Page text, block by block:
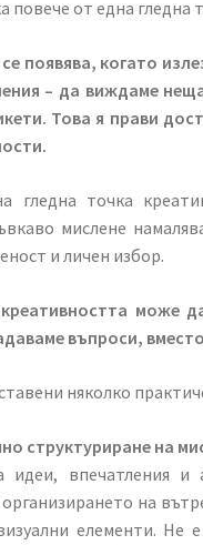
повече от една гледна
появява, когато
– да виждаме
Това я прави
гледна точка
мислене
и личен избор.
креативността може
въпроси,
няколко
структуриране на
идеи, впечатления
на
елементи.